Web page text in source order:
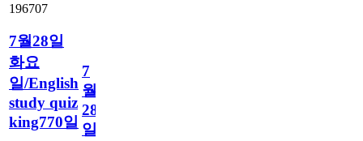
196707
7월28일
화요
일/English
study quiz
king770일
7
월
28
일